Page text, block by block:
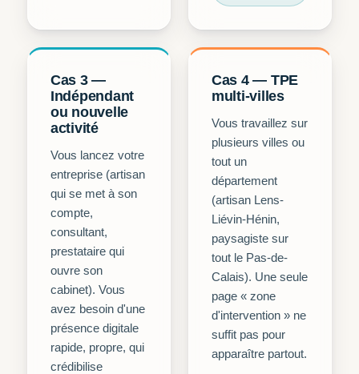
Cas 3 —
Indépendant
ou nouvelle
activité
Vous lancez votre
entreprise (artisan
qui se met à son
compte,
consultant,
prestataire qui
ouvre son
cabinet). Vous
avez besoin d'une
présence digitale
rapide, propre, qui
crédibilise
Cas 4 — TPE
multi-villes
Vous travaillez sur
plusieurs villes ou
tout un
département
(artisan Lens-
Liévin-Hénin,
paysagiste sur
tout le Pas-de-
Calais). Une seule
page « zone
d'intervention » ne
suffit pas pour
apparaître partout.